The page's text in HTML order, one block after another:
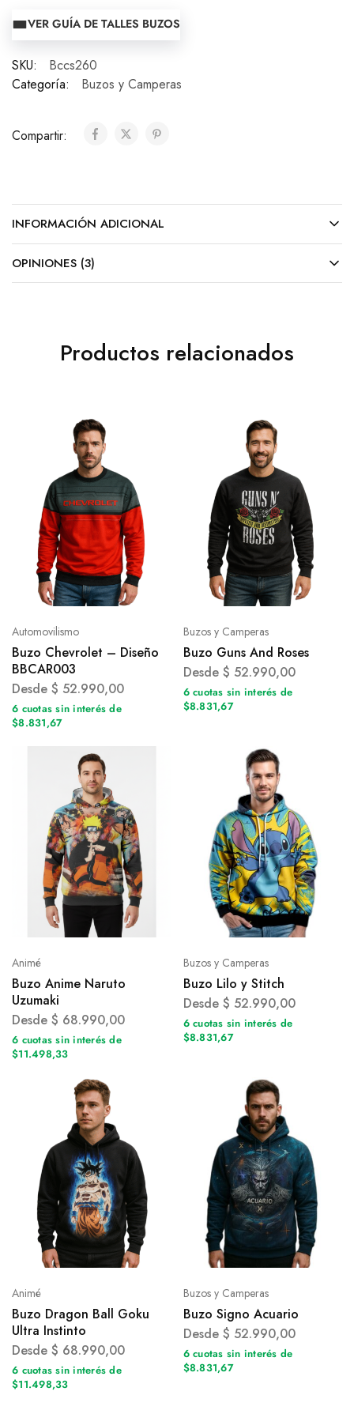
VER GUÍA DE TALLES BUZOS
SKU:
Bccs260
Categoría:
Buzos y Camperas
Compartir:
INFORMACIÓN ADICIONAL
OPINIONES (3)
Productos relacionados
Automovilismo
Buzo Chevrolet – Diseño
BBCAR003
Desde $ 52.990,00
6 cuotas sin interés de
$8.831,67
Buzos y Camperas
Buzo Guns And Roses
Desde $ 52.990,00
6 cuotas sin interés de
$8.831,67
Animé
Buzo Anime Naruto
Uzumaki
Desde $ 68.990,00
6 cuotas sin interés de
$11.498,33
Buzos y Camperas
Buzo Lilo y Stitch
Desde $ 52.990,00
6 cuotas sin interés de
$8.831,67
Animé
Buzo Dragon Ball Goku
Ultra Instinto
Desde $ 68.990,00
6 cuotas sin interés de
$11.498,33
Buzos y Camperas
Buzo Signo Acuario
Desde $ 52.990,00
6 cuotas sin interés de
$8.831,67